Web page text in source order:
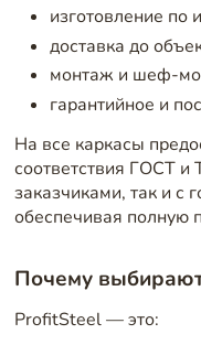
изготовление
доставка до
монтаж и шеф-
гарантийное и
На все каркасы
соответствия ГОСТ
заказчиками, так и с
обеспечивая полную
Почему
ProfitSteel — это: